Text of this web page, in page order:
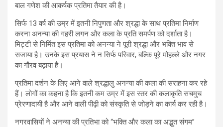
बाल गणेश की आकर्षक प्रतिमा तैयार की है।
सिर्फ 13 वर्ष की उम्र में इतनी निपुणता और श्रद्धा के साथ प्रतिमा निर्माण
करना अनन्या की गहरी लगन और कला के प्रति समर्पण को दर्शाता है।
मिट्टी से निर्मित इस प्रतिमा को अनन्या ने पूरी श्रद्धा और भक्ति भाव से
सजाया है। उनके इस प्रयास ने न सिर्फ परिवार, बल्कि पूरे मोहल्ले और नगर
का गौरव बढ़ाया है।
प्रतिमा दर्शन के लिए आने वाले श्रद्धालु अनन्या की कला की सराहना कर रहे
हैं। लोगों का कहना है कि इतनी कम उम्र में इस स्तर की कलाकृति सचमुच
प्रेरणादायी है और आने वाली पीढ़ी को संस्कृति से जोड़ने का कार्य कर रही है।
नगरवासियों ने अनन्या की प्रतिभा को “भक्ति और कला का अद्भुत संगम”